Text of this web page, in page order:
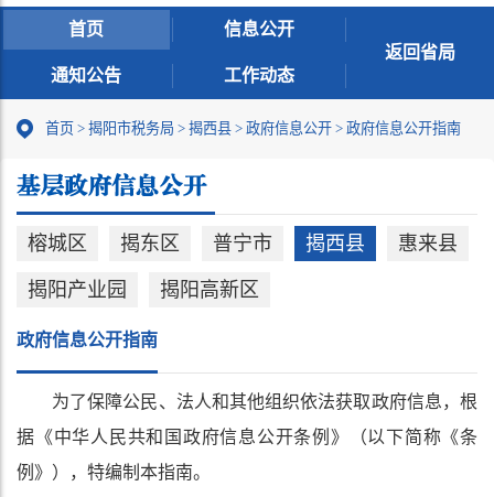
首页 信息公开
通知公告 工作动态
返回省局
首页 > 揭阳市税务局 > 揭西县 > 政府信息公开 > 政府信息公开指南
榕城区 揭东区 普宁市 揭西县 惠来县
揭阳产业园 揭阳高新区
政府信息公开指南
为了保障公民、法人和其他组织依法获取政府信息，根
据《中华人民共和国政府信息公开条例》（以下简称《条
例》），特编制本指南。